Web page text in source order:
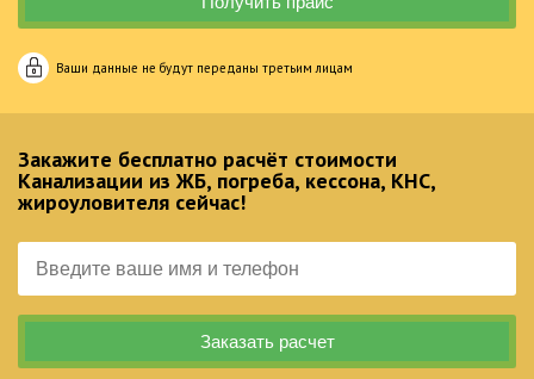
Ваши данные не будут переданы третьим лицам
Закажите бесплатно расчёт стоимости
Канализации из ЖБ, погреба, кессона, КНС,
жироуловителя сейчас!